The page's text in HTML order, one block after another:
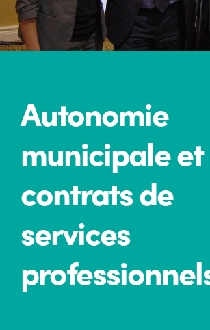
Autonomie
municipale et
contrats de
services